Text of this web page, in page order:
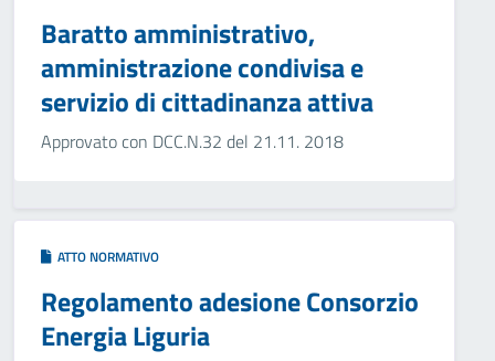
Baratto amministrativo,
amministrazione condivisa e
servizio di cittadinanza attiva
Approvato con DCC.N.32 del 21.11. 2018
ATTO NORMATIVO
Regolamento adesione Consorzio
Energia Liguria